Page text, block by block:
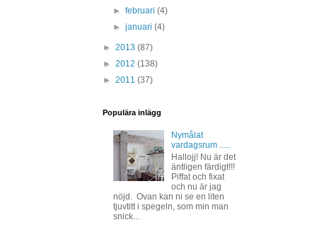
►februari(4)
►januari(4)
► 2013 (87)
► 2012 (138)
► 2011 (37)
Populära inlägg
Nymålat
vardagsrum .....
Hallojj! Nu är det
äntligen färdigt!!!
Piffat och fixat
och nu är jag
nöjd. Ovan kan ni se en liten
tjuvtitt i spegeln, som min man
snick...